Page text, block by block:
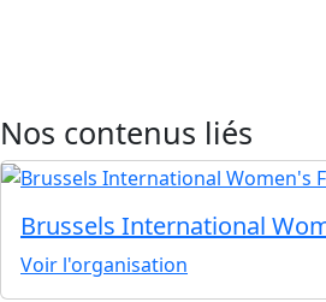
Nos contenus liés
Brussels International
Voir l'organisation